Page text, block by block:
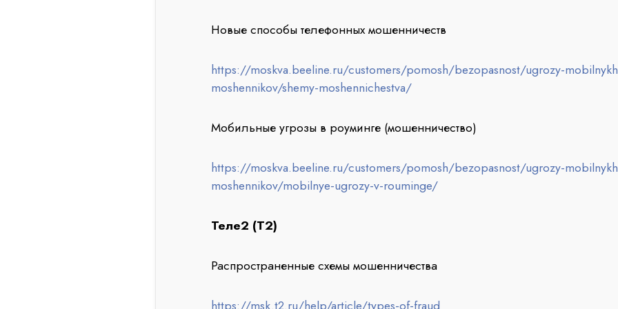
Новые способы телефонных мошенничеств
https://moskva.beeline.ru/customers/pomosh/bezopasnost/ugrozy-
moshennikov/shemy-moshennichestva/
Мобильные угрозы в роуминге (мошенничество)
https://moskva.beeline.ru/customers/pomosh/bezopasnost/ugrozy-
moshennikov/mobilnye-ugrozy-v-rouminge/
Теле2 (Т2)
Распространенные схемы мошенничества
https://msk.t2.ru/help/article/types-of-fraud